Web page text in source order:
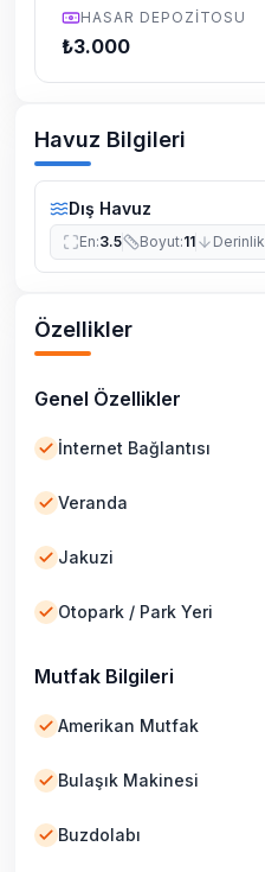
HASAR DEPOZITOSU
₺3.000
Havuz Bilgileri
Dış Havuz
En:3.5 Boyut:11 Derinlik
Özellikler
Genel Özellikler
İnternet Bağlantısı
Veranda
Jakuzi
Otopark / Park Yeri
Mutfak Bilgileri
Amerikan Mutfak
Bulaşık Makinesi
Buzdolabı